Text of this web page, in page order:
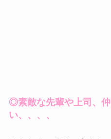
◎素敵な先輩や上司、
い、、、、